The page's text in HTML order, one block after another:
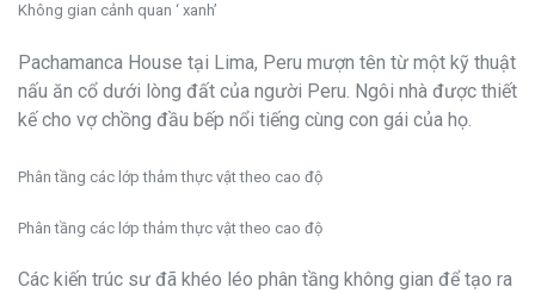
Không gian cảnh quan ‘ xanh’
Pachamanca House tại Lima, Peru mượn tên từ một kỹ thuật
nấu ăn cổ dưới lòng đất của người Peru. Ngôi nhà được thiết
kế cho vợ chồng đầu bếp nổi tiếng cùng con gái của họ.
Phân tầng các lớp thảm thực vật theo cao độ
Phân tầng các lớp thảm thực vật theo cao độ
Các kiến trúc sư đã khéo léo phân tầng không gian để tạo ra